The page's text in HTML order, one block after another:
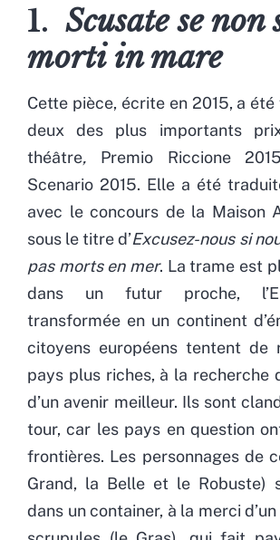
1. Scusate se non
morti in mare
Cette pièce, écrite en 2015, a
deux des plus importants
théâtre, Premio Riccione
Scenario 2015. Elle a été
avec le concours de la Maison
sous le titre d’Excusez-nous si
pas morts en mer. La trame est
dans un futur proche,
transformée en un continent
citoyens européens tentent de
pays plus riches, à la recherche
d’un avenir meilleur. Ils sont
tour, car les pays en question
frontières. Les personnages de
Grand, la Belle et le Robuste)
dans un container, à la merci